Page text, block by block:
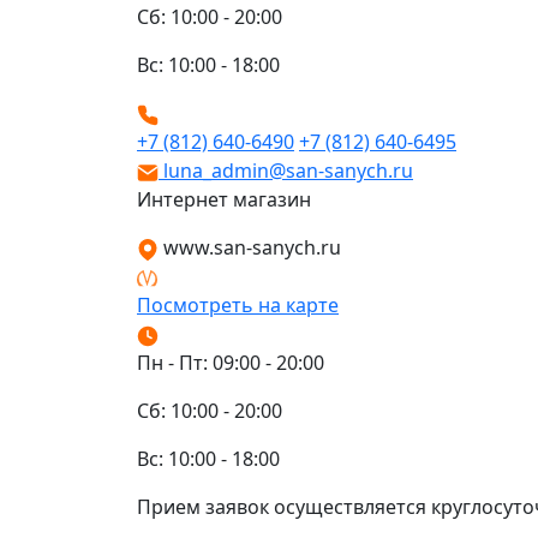
Сб: 10:00 - 20:00
Вс: 10:00 - 18:00
+7 (812) 640-6490+7 (812) 640-6495
luna_admin@san-sanych.ru
Интернет магазин
www.san-sanych.ru
Посмотреть на карте
Пн - Пт: 09:00 - 20:00
Сб: 10:00 - 20:00
Вс: 10:00 - 18:00
Прием заявок осуществляется